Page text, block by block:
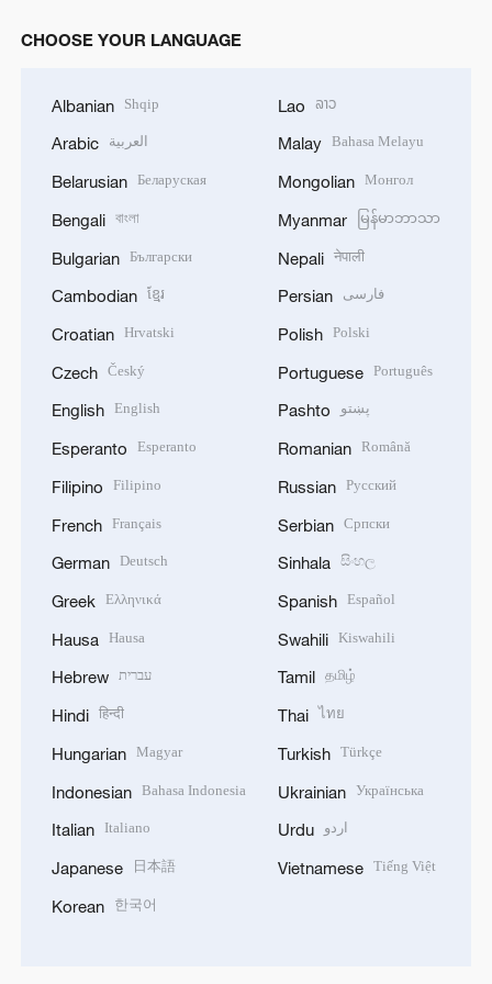
CHOOSE YOUR LANGUAGE
Albanian Shqip
Arabic العربية
Belarusian Беларуская
Bengali বাংলা
Bulgarian Български
Cambodian ខ្មែរ
Croatian Hrvatski
Czech Český
English English
Esperanto Esperanto
Filipino Filipino
French Français
German Deutsch
Greek Ελληνικά
Hausa Hausa
Hebrew עברית
Hindi हिन्दी
Hungarian Magyar
Indonesian Bahasa Indonesia
Italian Italiano
Japanese 日本語
Korean 한국어
Lao ລາວ
Malay Bahasa Melayu
Mongolian Монгол
Myanmar မြန်မာဘာသာ
Nepali नेपाली
Persian فارسی
Polish Polski
Portuguese Português
Pashto پښتو
Romanian Română
Russian Русский
Serbian Српски
Sinhala සිංහල
Spanish Español
Swahili Kiswahili
Tamil தமிழ்
Thai ไทย
Turkish Türkçe
Ukrainian Українська
Urdu اردو
Vietnamese Tiếng Việt